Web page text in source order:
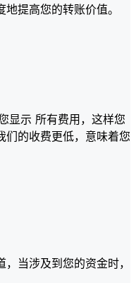
地提高您的转账价值。
显示 所有费用，这样您
们的收费更低，意味着您
，当涉及到您的资金时，